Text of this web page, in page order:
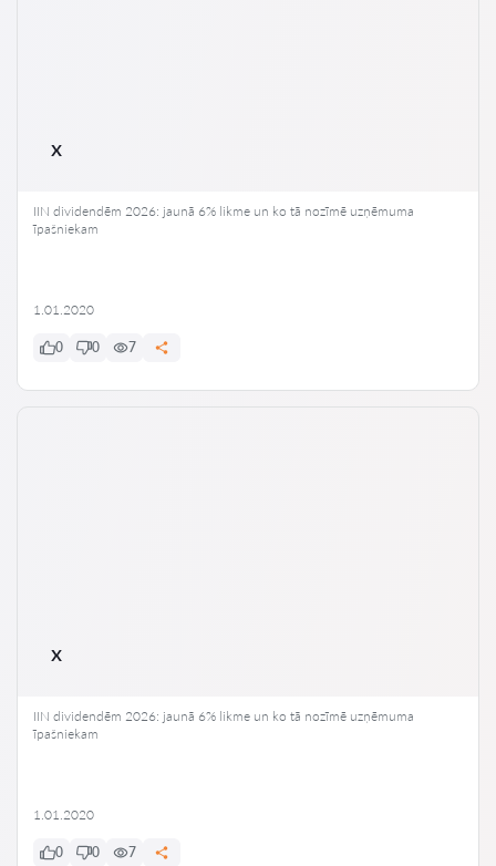
x
IIN dividendēm 2026: jaunā 6% likme un ko tā nozīmē uzņēmuma
īpašniekam
1.01.2020
0 0 7
x
IIN dividendēm 2026: jaunā 6% likme un ko tā nozīmē uzņēmuma
īpašniekam
1.01.2020
0 0 7